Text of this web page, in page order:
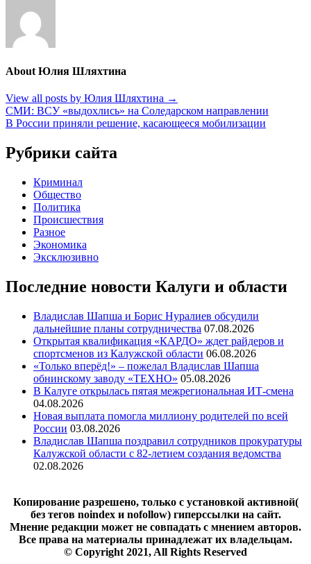
About Юлия Шляхтина
View all posts by Юлия Шляхтина →
Навигация
по
записям
СМИ: ВСУ «выдохлись» на Соледарском направлении
В России приняли решение, касающееся мобилизации
Рубрики сайта
Криминал
Общество
Политика
Происшествия
Разное
Экономика
Эксклюзивно
Последние новости Калуги и области
Владислав Шапша и Борис Нуралиев обсудили
дальнейшие планы сотрудничества 07.08.2026
Открытая квалификация «КАРДО» ждет райдеров и
спортсменов из Калужской области 06.08.2026
«Только вперёд!» – пожелал Владислав Шапша
обнинскому заводу «ТЕХНО» 05.08.2026
В Калуге открылась пятая межрегиональная ИТ-смена
04.08.2026
Новая выплата помогла миллиону родителей по всей
России 03.08.2026
Владислав Шапша поздравил сотрудников прокуратуры
Калужской области с 82-летием создания ведомства
02.08.2026
Копирование разрешено, только с установкой активной(
без тегов noindex и nofollow) гиперссылки на сайт.
Мнение редакции может не совпадать с мнением авторов.
Все права на материалы принадлежат их владельцам.
© Copyright 2021, All Rights Reserved